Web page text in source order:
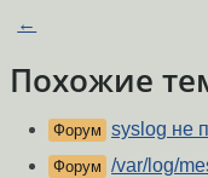
←
Похожие
Форум syslog не
Форум /var/log/